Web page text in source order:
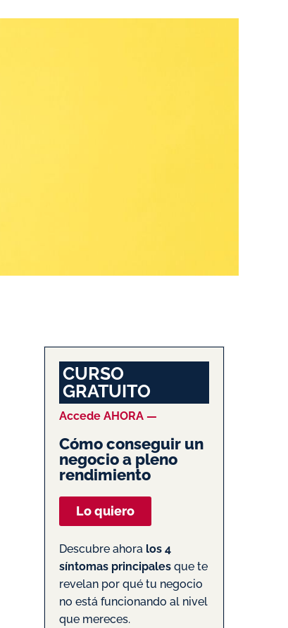
CURSO
GRATUITO
Accede AHORA —
Cómo conseguir un
negocio a pleno
rendimiento
Lo quiero
Descubre ahora los 4
síntomas principalesque te
revelan por qué tu negocio
no está funcionando al nivel
que mereces.